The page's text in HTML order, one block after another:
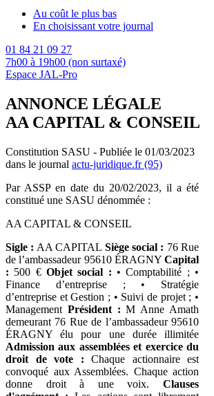
Au coût le plus bas
En choisissant votre journal
01 84 21 09 27
7h00 à 19h00 (non surtaxé)
Espace JAL-Pro
ANNONCE LÉGALE
AA CAPITAL & CONSEIL
Constitution SASU - Publiée le 01/03/2023
dans le journal actu-juridique.fr (95)
Par ASSP en date du 20/02/2023, il a été
constitué une SASU dénommée :
AA CAPITAL & CONSEIL
Sigle : AA CAPITAL Siège social : 76 Rue
de l’ambassadeur 95610 ÉRAGNY Capital
: 500 € Objet social : • Comptabilité ; •
Finance d’entreprise ; • Stratégie
d’entreprise et Gestion ; • Suivi de projet ; •
Management Président : M Anne Amath
demeurant 76 Rue de l’ambassadeur 95610
ÉRAGNY élu pour une durée illimitée
Admission aux assemblées et exercice du
droit de vote : Chaque actionnaire est
convoqué aux Assemblées. Chaque action
donne droit à une voix. Clauses